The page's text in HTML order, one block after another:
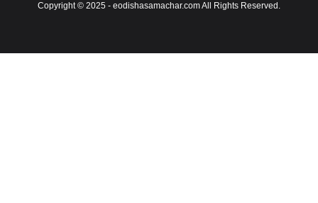
Copyright © 2025 - eodishasamachar.com All Rights Reserved.